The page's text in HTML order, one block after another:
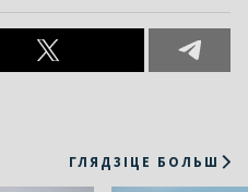
ГЛЯДЗІЦЕ БОЛЬШ